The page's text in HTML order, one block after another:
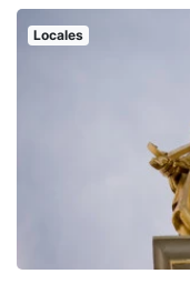
Locales